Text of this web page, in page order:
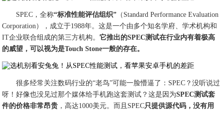
SPEC，全称“标准性能评估组织” （Standard Performance Evaluation
Corporation），成立于1988年。这是一个由多个知名学府、学术机构和
IT企业联合组成的第三方机构。它推出的SPEC测试在行业内有着极高
的威望，可以视为是Touch Stone一般的存在。
很多经常关注数码行业的“老鸟”可能一脸懵逼了：SPEC？没听说过
呀！好像也没见过那个媒体给手机跑这套测试？这是因为SPEC测试套
件的价格非常昂贵 ，高达1000美元。而且SPEC只提供源代码，没有用